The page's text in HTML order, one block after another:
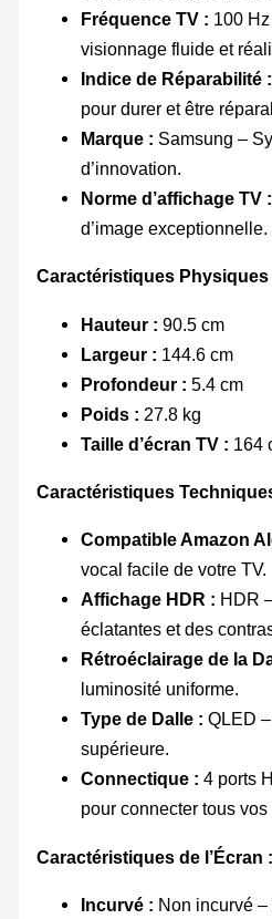
Fréquence TV : 100
visionnage fluide et
Indice de Réparabilité :
pour durer et être
Marque : Samsung –
d’innovation.
Norme d’affichage TV :
d’image exceptionnelle.
Caractéristiques Physiques
Hauteur : 90.5 cm
Largeur : 144.6 cm
Profondeur : 5.4 cm
Poids : 27.8 kg
Taille d’écran TV : 164
Caractéristiques
Compatible Amazon
vocal facile de votre TV.
Affichage HDR : HDR
éclatantes et des
Rétroéclairage de la
luminosité uniforme.
Type de Dalle : QLED
supérieure.
Connectique : 4 ports
pour connecter tous
Caractéristiques de l’Écran :
Incurvé : Non incurvé